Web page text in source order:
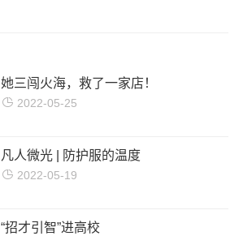
她三闯火海，救了一家店！
2022-05-25
凡人微光 | 防护服的温度
2022-05-19
“招才引智”进高校